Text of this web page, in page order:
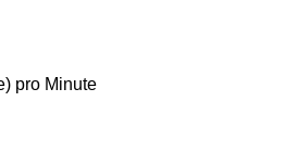
pro Minute